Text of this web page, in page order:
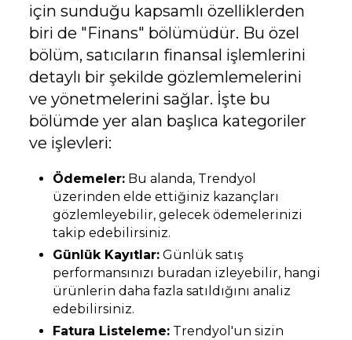
için sunduğu kapsamlı özelliklerden
biri de "Finans" bölümüdür. Bu özel
bölüm, satıcıların finansal işlemlerini
detaylı bir şekilde gözlemlemelerini
ve yönetmelerini sağlar. İşte bu
bölümde yer alan başlıca kategoriler
ve işlevleri:
Ödemeler: Bu alanda, Trendyol
üzerinden elde ettiğiniz kazançları
gözlemleyebilir, gelecek ödemelerinizi
takip edebilirsiniz.
Günlük Kayıtlar: Günlük satış
performansınızı buradan izleyebilir, hangi
ürünlerin daha fazla satıldığını analiz
edebilirsiniz.
Fatura Listeleme: Trendyol'un sizin